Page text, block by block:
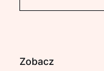
Zobacz